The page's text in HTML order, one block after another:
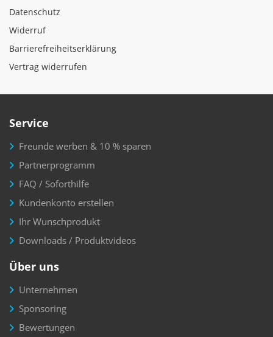
Datenschutz
Widerruf
Barrierefreiheitserklärung
Vertrag widerrufen
Service
Freunde werben & 10 % sparen
Partnerprogramm
FAQ / Soforthilfe
Kundenkonto erstellen
Ihr Wunschprodukt
Downloads / Produktvideos
Über uns
Unternehmen
Sponsoring
Bewertungen